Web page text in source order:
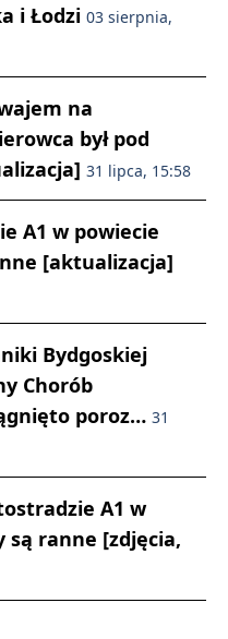
i Łodzi 03 sierpnia,
na
był pod
31 lipca, 15:58
A1 w powiecie
[aktualizacja]
Bydgoskiej
Chorób
poroz… 31
A1 w
są ranne [zdjęcia,